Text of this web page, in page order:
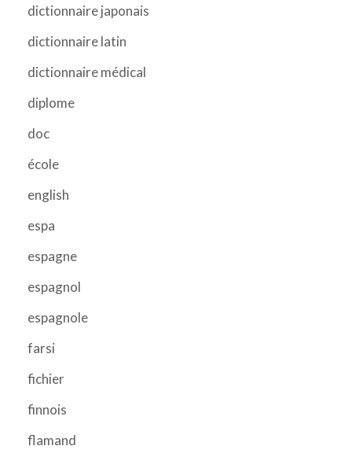
dictionnaire japonais
dictionnaire latin
dictionnaire médical
diplome
doc
école
english
espa
espagne
espagnol
espagnole
farsi
fichier
finnois
flamand